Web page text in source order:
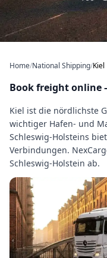
Home/National Shipping/Kiel
Book freight online
Kiel ist die nördlichste
wichtiger Hafen- und
Schleswig-Holsteins
Verbindungen.
Schleswig-Holstein ab.